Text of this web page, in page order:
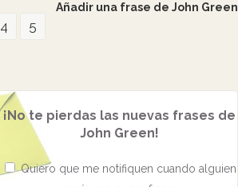
Añadir una frase de John Green
4
5
¡No te pierdas las nuevas frases de
John Green!
Quiero que me notifiquen cuando alguien